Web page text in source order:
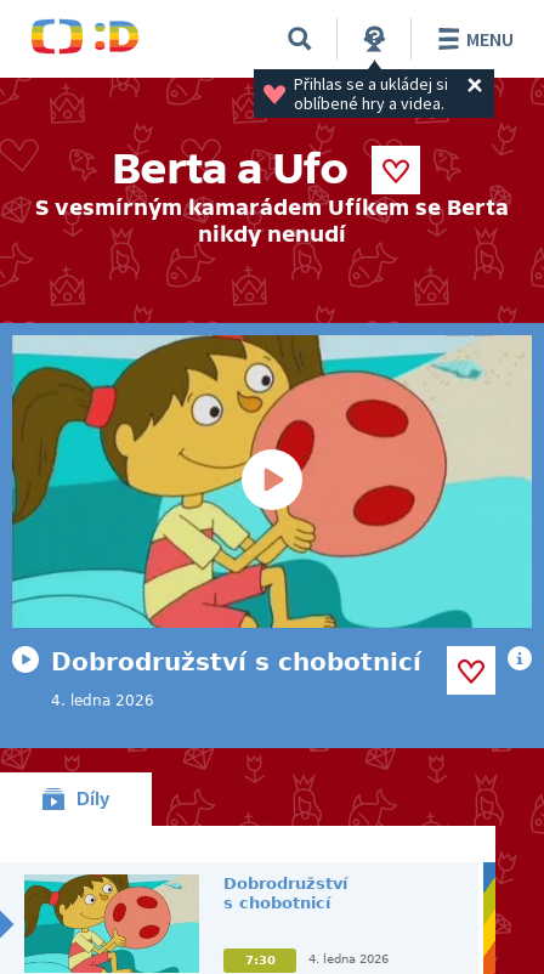
Přihlas se a ukládej si
oblíbené hry a videa.
MENU
Berta a Ufo
S vesmírným kamarádem Ufíkem se Berta
nikdy nenudí
Dobrodružství s chobotnicí
4. ledna 2026
Díly
Dobrodružství
s chobotnicí
7:30 4. ledna 2026